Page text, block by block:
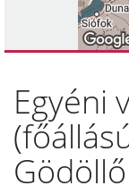
Egyéni
Gödöllő